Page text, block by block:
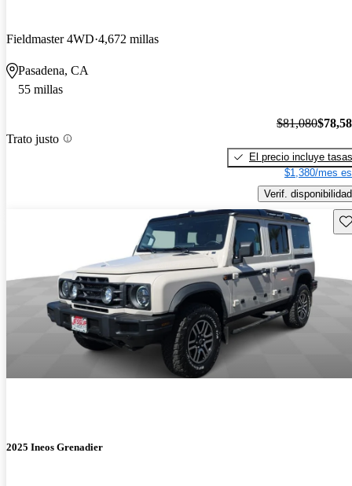
Fieldmaster 4WD 4,672 millas
Pasadena, CA
55 millas
Trato justo
$81,080
El precio incluye tasas
$1,380/mes
Verif. disponibilidad
2025 Ineos Grenadier